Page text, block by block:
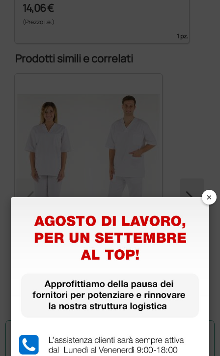
14,06 €
(Prezzo i.e.)
1 pz.
Prodotti simili e correlati
Casacca cotone unisex - bianca - XS
(Prezzo i.e.)
1 pz.
×